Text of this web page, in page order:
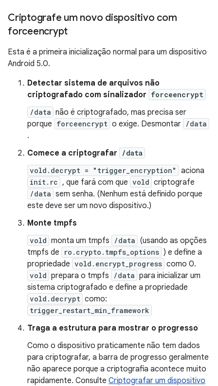
Criptografe um novo dispositivo com
forceencrypt
Esta é a primeira inicialização normal para um dispositivo
Android 5.0.
Detectar sistema de arquivos não
criptografado com sinalizador forceencrypt
/data não é criptografado, mas precisa ser
porque forceencrypt o exige. Desmontar /data
.
Comece a criptografar /data
vold.decrypt = "trigger_encryption"
aciona
init.rc , que fará com que vold criptografe
/data sem senha. (Nenhum está definido porque
este deve ser um novo dispositivo.)
Monte tmpfs
vold monta um tmpfs /data (usando as opções
tmpfs de
ro.crypto.tmpfs_options ) e define a
propriedade vold.encrypt_progress como 0.
vold prepara o tmpfs /data para inicializar um
sistema criptografado e define a propriedade
vold.decrypt como:
trigger_restart_min_framework
Traga a estrutura para mostrar o progresso
Como o dispositivo praticamente não tem dados
para criptografar, a barra de progresso geralmente
não aparece porque a criptografia acontece muito
rapidamente. Consulte Criptografar um dispositivo